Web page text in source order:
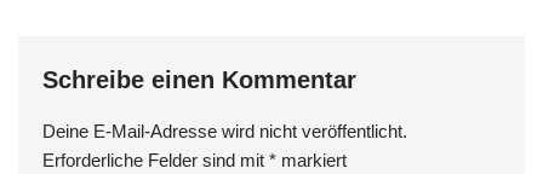
Schreibe einen Kommentar
Deine E-Mail-Adresse wird nicht veröffentlicht.
Erforderliche Felder sind mit * markiert